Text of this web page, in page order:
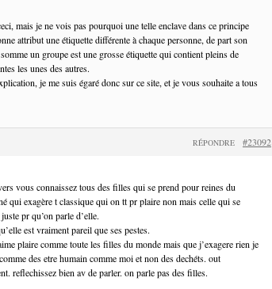
mais je ne vois pas pourquoi une telle enclave dans ce principe
attribut une étiquette différente à chaque personne, de part son
un groupe est une grosse étiquette qui contient pleins de
les unes des autres.
je me suis égaré donc sur ce site, et je vous souhaite a tous
#23092
RÉPONDRE
vous connaissez tous des filles qui se prend pour reines du
qui exagère t classique qui on tt pr plaire non mais celle qui se
pr qu’on parle d’elle.
est vraiment pareil que ses pestes.
plaire comme toute les filles du monde mais que j’exagere rien je
des etre humain comme moi et non des dechéts. out
reflechissez bien av de parler. on parle pas des filles.